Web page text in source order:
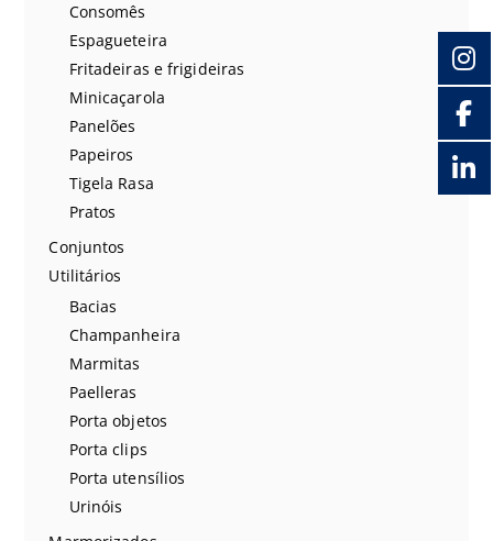
Consomês
Espagueteira
Fritadeiras e frigideiras
Minicaçarola
Panelões
Papeiros
Tigela Rasa
Pratos
Conjuntos
Utilitários
Bacias
Champanheira
Marmitas
Paelleras
Porta objetos
Porta clips
Porta utensílios
Urinóis